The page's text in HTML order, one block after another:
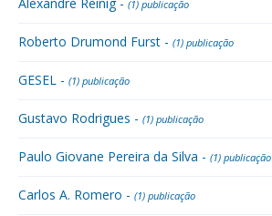
(1) publicação
Roberto Drumond Furst - (1) publicação
GESEL - (1) publicação
Gustavo Rodrigues - (1) publicação
Paulo Giovane Pereira da Silva - (1) publicação
Carlos A. Romero - (1) publicação